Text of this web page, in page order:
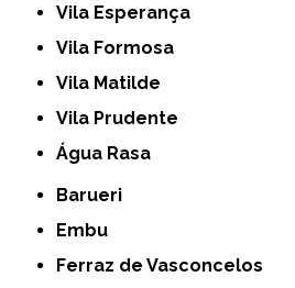
Vila Esperança
Vila Formosa
Vila Matilde
Vila Prudente
Água Rasa
Barueri
Embu
Ferraz de Vasconcelos